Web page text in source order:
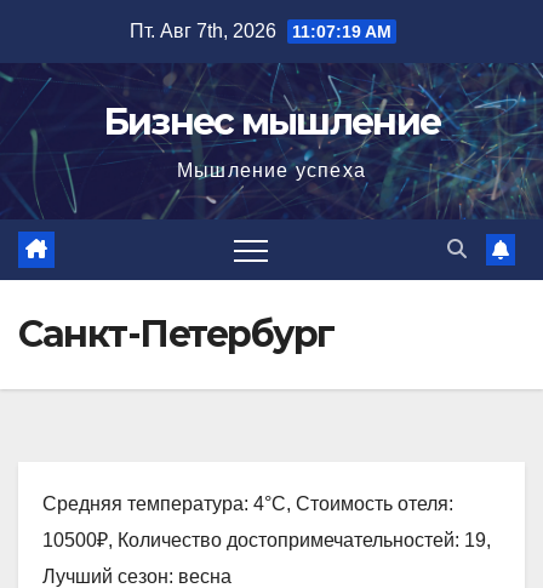
содержимому
Пт. Авг 7th, 2026 11:07:20 AM
Бизнес мышление
Мышление успеха
Санкт-Петербург
Средняя температура: 4°C, Стоимость отеля:
10500₽, Количество достопримечательностей: 19,
Лучший сезон: весна